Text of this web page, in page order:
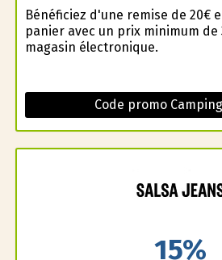
Bénéficiez d'une remise de 20€
panier avec un prix minimum de
magasin électronique.
Code promo
15%